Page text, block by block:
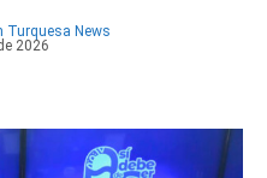
Turquesa News
2026